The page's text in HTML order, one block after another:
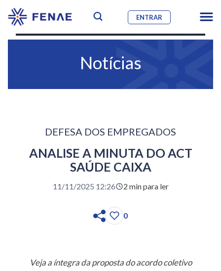
ENTRAR
Notícias
DEFESA DOS EMPREGADOS
ANALISE A MINUTA DO ACT
SAÚDE CAIXA
11/11/2025 12:26 2 min para ler
0
Veja a íntegra da proposta do acordo coletivo